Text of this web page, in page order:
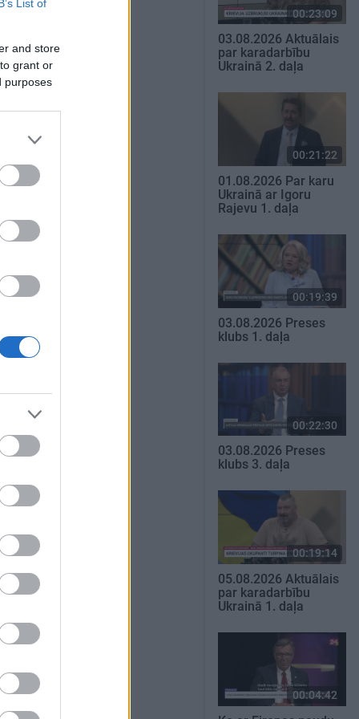
List of
and store
grant or
purposes
00:23:09
03.08.2026 Aktuālais
par karadarbību
Ukrainā 2. daļa
00:21:22
01.08.2026 Par karu
Ukrainā ar Igoru
Rajevu 1. daļa
00:19:39
03.08.2026 Preses
klubs 1. daļa
00:22:30
03.08.2026 Preses
klubs 3. daļa
00:19:14
05.08.2026 Aktuālais
par karadarbību
Ukrainā 1. daļa
00:04:42